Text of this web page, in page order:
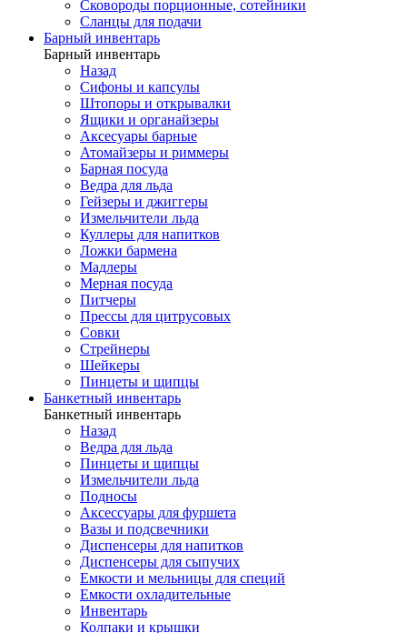
Сковороды порционные, сотейники
Сланцы для подачи
Барный инвентарь
Барный инвентарь
Назад
Сифоны и капсулы
Штопоры и открывалки
Ящики и органайзеры
Аксесуары барные
Атомайзеры и риммеры
Барная посуда
Ведра для льда
Гейзеры и джиггеры
Измельчители льда
Куллеры для напитков
Ложки бармена
Мадлеры
Мерная посуда
Питчеры
Прессы для цитрусовых
Совки
Стрейнеры
Шейкеры
Пинцеты и щипцы
Банкетный инвентарь
Банкетный инвентарь
Назад
Ведра для льда
Пинцеты и щипцы
Измельчители льда
Подносы
Аксессуары для фуршета
Вазы и подсвечники
Диспенсеры для напитков
Диспенсеры для сыпучих
Емкости и мельницы для специй
Емкости охладительные
Инвентарь
Колпаки и крышки